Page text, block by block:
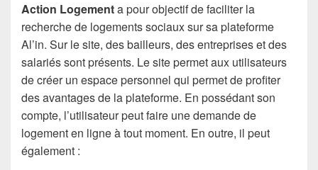
Action Logementa pour objectif de faciliter la
recherche de logements sociaux sur sa plateforme
Al’in. Sur le site, des bailleurs, des entreprises et des
salariés sont présents. Le site permet aux utilisateurs
de créer un espace personnel qui permet de profiter
des avantages de la plateforme. En possédant son
compte, l’utilisateur peut faire une demande de
logement en ligne à tout moment. En outre, il peut
également :